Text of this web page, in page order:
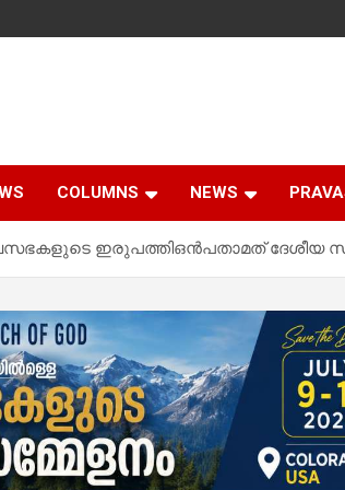
COLUMNS NEWS
ഇരുപത്തിഒൻപതാമത് ദേശീയ